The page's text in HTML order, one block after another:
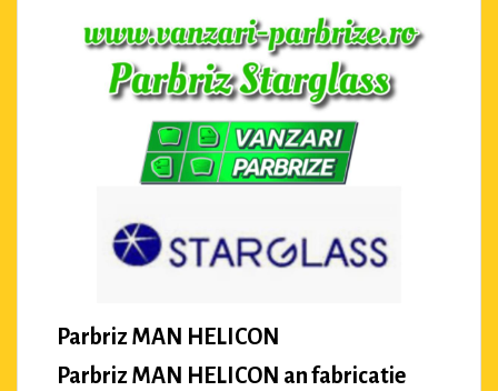
Parbriz MAN HELICON
Parbriz MAN HELICON an fabricatie